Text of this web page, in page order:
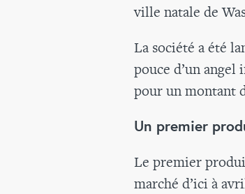
ville natale de
La société a été
pouce d’un
pour un montant
Un premier
Le premier
marché d’ici à